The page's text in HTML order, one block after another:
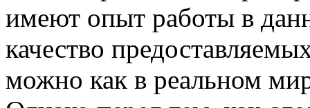
имеют опыт работы в
качество
можно как в реальном